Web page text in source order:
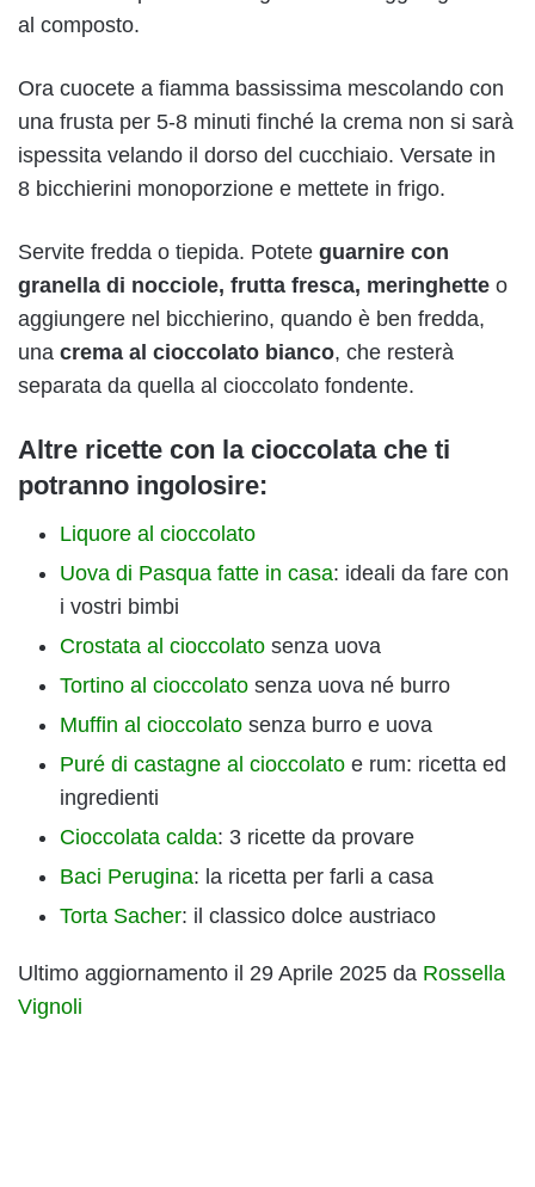
al composto.
Ora cuocete a fiamma bassissima mescolando con
una frusta per 5-8 minuti finché la crema non si sarà
ispessita velando il dorso del cucchiaio. Versate in
8 bicchierini monoporzione e mettete in frigo.
Servite fredda o tiepida. Potete guarnire con
granella di nocciole, frutta fresca, meringhette o
aggiungere nel bicchierino, quando è ben fredda,
una crema al cioccolato bianco, che resterà
separata da quella al cioccolato fondente.
Altre ricette con la cioccolata che ti
potranno ingolosire:
Liquore al cioccolato
Uova di Pasqua fatte in casa: ideali da fare con
i vostri bimbi
Crostata al cioccolato senza uova
Tortino al cioccolato senza uova né burro
Muffin al cioccolato senza burro e uova
Puré di castagne al cioccolato e rum: ricetta ed
ingredienti
Cioccolata calda: 3 ricette da provare
Baci Perugina: la ricetta per farli a casa
Torta Sacher: il classico dolce austriaco
Ultimo aggiornamento il 29 Aprile 2025 da Rossella
Vignoli